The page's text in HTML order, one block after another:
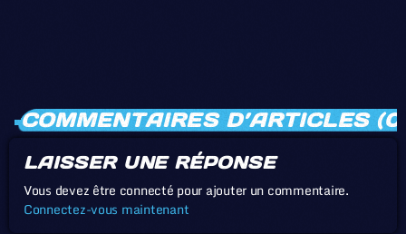
COMMENTAIRES D’ARTICLES
LAISSER UNE RÉPONSE
Vous devez être connecté pour ajouter un commentaire.
Connectez-vous maintenant